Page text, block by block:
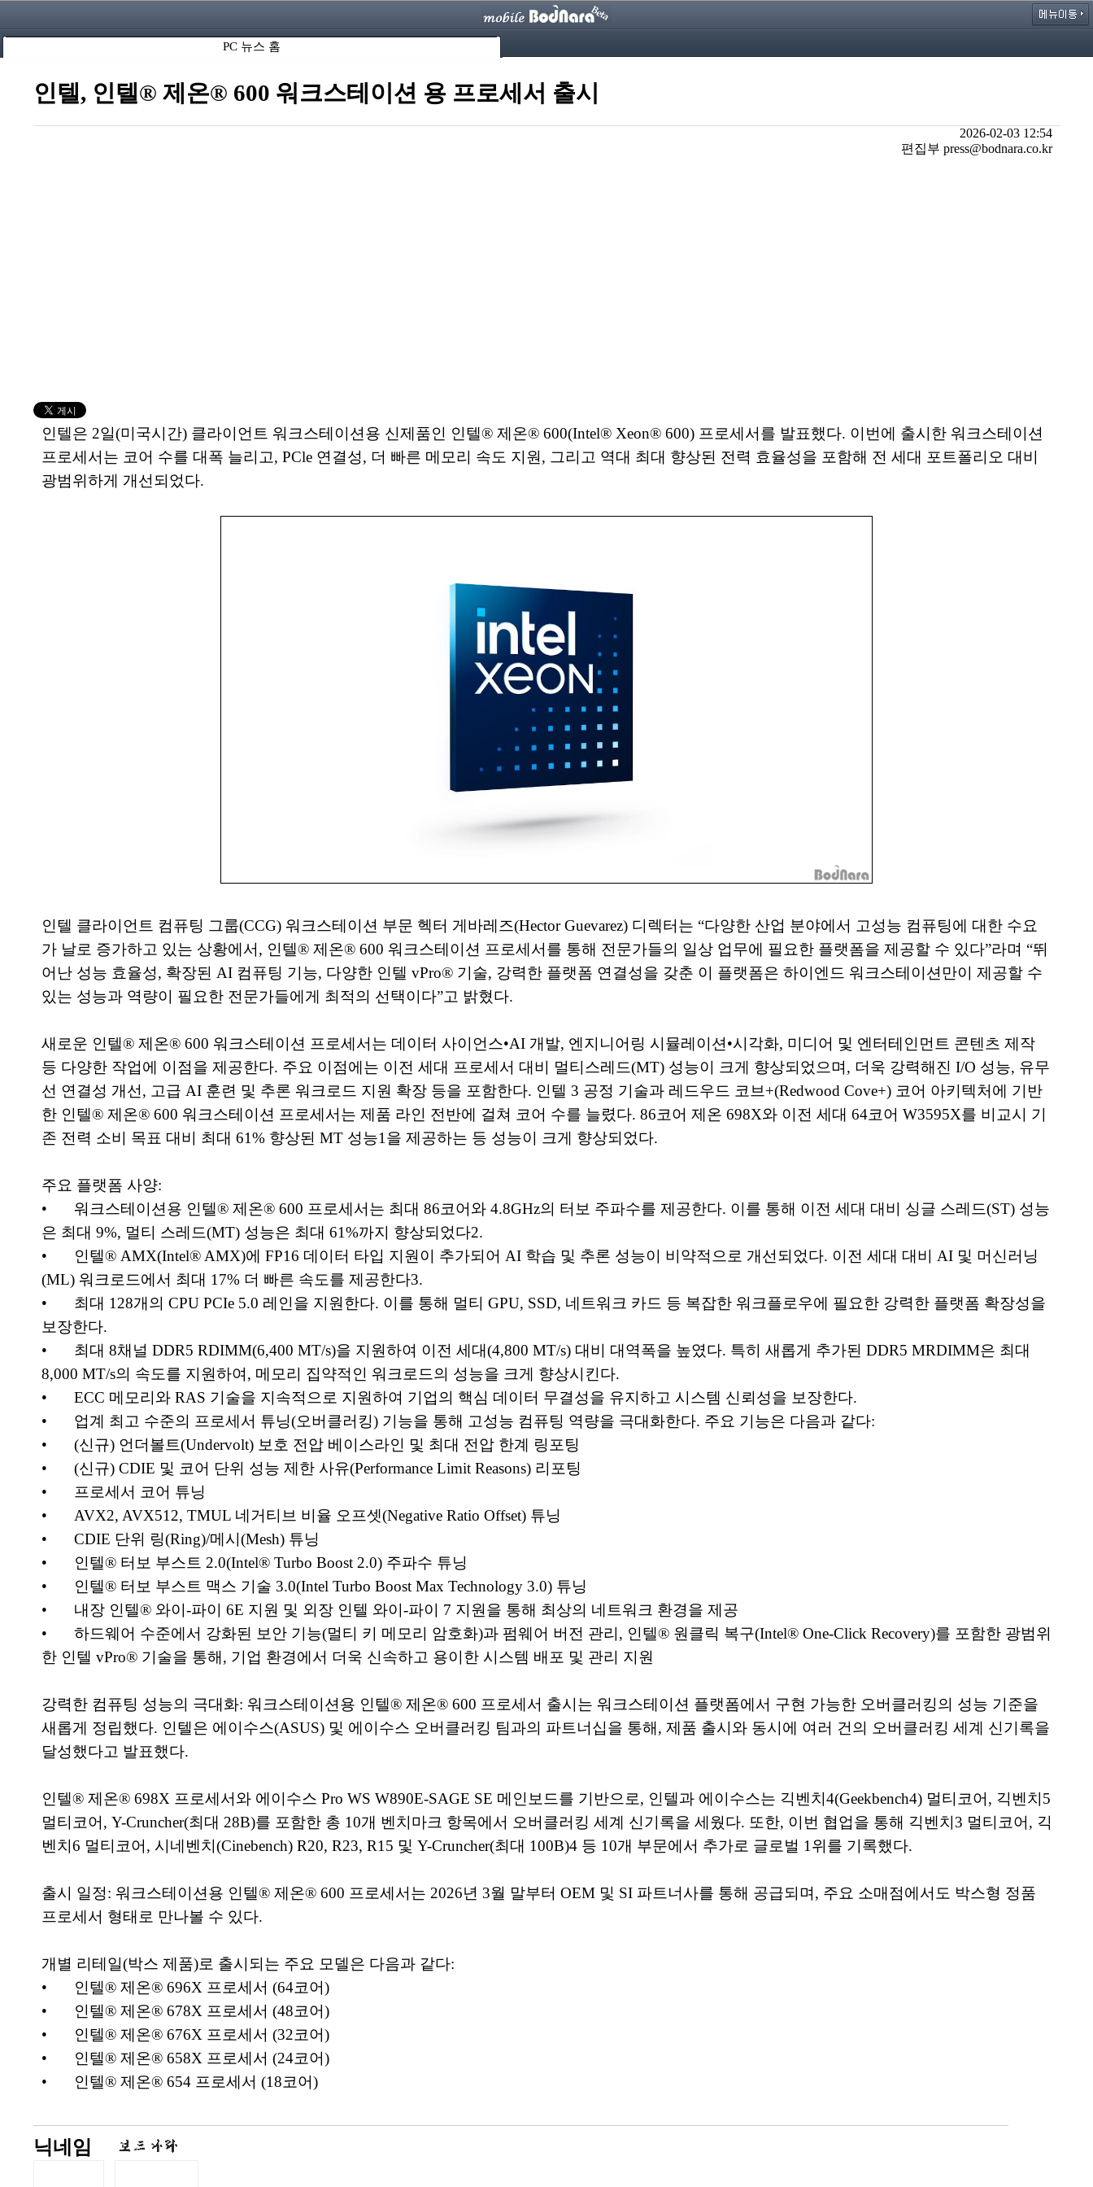
PC 뉴스 홈
인텔, 인텔® 제온® 600 워크스테이션 용 프로세서 출시
2026-02-03 12:54
편집부 press@bodnara.co.kr
인텔은 2일(미국시간) 클라이언트 워크스테이션용 신제품인 인텔® 제온® 600(Intel® Xeon® 600) 프로세서를 발표했다. 이번에 출시한 워크스테이션
프로세서는 코어 수를 대폭 늘리고, PCle 연결성, 더 빠른 메모리 속도 지원, 그리고 역대 최대 향상된 전력 효율성을 포함해 전 세대 포트폴리오 대비
광범위하게 개선되었다.
인텔 클라이언트 컴퓨팅 그룹(CCG) 워크스테이션 부문 헥터 게바레즈(Hector Guevarez) 디렉터는 “다양한 산업 분야에서 고성능 컴퓨팅에 대한 수요
가 날로 증가하고 있는 상황에서, 인텔® 제온® 600 워크스테이션 프로세서를 통해 전문가들의 일상 업무에 필요한 플랫폼을 제공할 수 있다”라며 “뛰
어난 성능 효율성, 확장된 AI 컴퓨팅 기능, 다양한 인텔 vPro® 기술, 강력한 플랫폼 연결성을 갖춘 이 플랫폼은 하이엔드 워크스테이션만이 제공할 수
있는 성능과 역량이 필요한 전문가들에게 최적의 선택이다”고 밝혔다.
새로운 인텔® 제온® 600 워크스테이션 프로세서는 데이터 사이언스•AI 개발, 엔지니어링 시뮬레이션•시각화, 미디어 및 엔터테인먼트 콘텐츠 제작
등 다양한 작업에 이점을 제공한다. 주요 이점에는 이전 세대 프로세서 대비 멀티스레드(MT) 성능이 크게 향상되었으며, 더욱 강력해진 I/O 성능, 유무
선 연결성 개선, 고급 AI 훈련 및 추론 워크로드 지원 확장 등을 포함한다. 인텔 3 공정 기술과 레드우드 코브+(Redwood Cove+) 코어 아키텍처에 기반
한 인텔® 제온® 600 워크스테이션 프로세서는 제품 라인 전반에 걸쳐 코어 수를 늘렸다. 86코어 제온 698X와 이전 세대 64코어 W3595X를 비교시 기
존 전력 소비 목표 대비 최대 61% 향상된 MT 성능1을 제공하는 등 성능이 크게 향상되었다.
주요 플랫폼 사양:
•
워크스테이션용 인텔® 제온® 600 프로세서는 최대 86코어와 4.8GHz의 터보 주파수를 제공한다. 이를 통해 이전 세대 대비 싱글 스레드(ST) 성능
은 최대 9%, 멀티 스레드(MT) 성능은 최대 61%까지 향상되었다2.
•
인텔® AMX(Intel® AMX)에 FP16 데이터 타입 지원이 추가되어 AI 학습 및 추론 성능이 비약적으로 개선되었다. 이전 세대 대비 AI 및 머신러닝
(ML) 워크로드에서 최대 17% 더 빠른 속도를 제공한다3.
•
최대 128개의 CPU PCIe 5.0 레인을 지원한다. 이를 통해 멀티 GPU, SSD, 네트워크 카드 등 복잡한 워크플로우에 필요한 강력한 플랫폼 확장성을
보장한다.
•
최대 8채널 DDR5 RDIMM(6,400 MT/s)을 지원하여 이전 세대(4,800 MT/s) 대비 대역폭을 높였다. 특히 새롭게 추가된 DDR5 MRDIMM은 최대
8,000 MT/s의 속도를 지원하여, 메모리 집약적인 워크로드의 성능을 크게 향상시킨다.
•
ECC 메모리와 RAS 기술을 지속적으로 지원하여 기업의 핵심 데이터 무결성을 유지하고 시스템 신뢰성을 보장한다.
•
업계 최고 수준의 프로세서 튜닝(오버클러킹) 기능을 통해 고성능 컴퓨팅 역량을 극대화한다. 주요 기능은 다음과 같다:
•
(신규) 언더볼트(Undervolt) 보호 전압 베이스라인 및 최대 전압 한계 링포팅
•
(신규) CDIE 및 코어 단위 성능 제한 사유(Performance Limit Reasons) 리포팅
•
프로세서 코어 튜닝
•
AVX2, AVX512, TMUL 네거티브 비율 오프셋(Negative Ratio Offset) 튜닝
•
CDIE 단위 링(Ring)/메시(Mesh) 튜닝
•
인텔® 터보 부스트 2.0(Intel® Turbo Boost 2.0) 주파수 튜닝
•
인텔® 터보 부스트 맥스 기술 3.0(Intel Turbo Boost Max Technology 3.0) 튜닝
•
내장 인텔® 와이-파이 6E 지원 및 외장 인텔 와이-파이 7 지원을 통해 최상의 네트워크 환경을 제공
•
하드웨어 수준에서 강화된 보안 기능(멀티 키 메모리 암호화)과 펌웨어 버전 관리, 인텔® 원클릭 복구(Intel® One-Click Recovery)를 포함한 광범위
한 인텔 vPro® 기술을 통해, 기업 환경에서 더욱 신속하고 용이한 시스템 배포 및 관리 지원
강력한 컴퓨팅 성능의 극대화: 워크스테이션용 인텔® 제온® 600 프로세서 출시는 워크스테이션 플랫폼에서 구현 가능한 오버클러킹의 성능 기준을
새롭게 정립했다. 인텔은 에이수스(ASUS) 및 에이수스 오버클러킹 팀과의 파트너십을 통해, 제품 출시와 동시에 여러 건의 오버클러킹 세계 신기록을
달성했다고 발표했다.
인텔® 제온® 698X 프로세서와 에이수스 Pro WS W890E-SAGE SE 메인보드를 기반으로, 인텔과 에이수스는 긱벤치4(Geekbench4) 멀티코어, 긱벤치5
멀티코어, Y-Cruncher(최대 28B)를 포함한 총 10개 벤치마크 항목에서 오버클러킹 세계 신기록을 세웠다. 또한, 이번 협업을 통해 긱벤치3 멀티코어, 긱
벤치6 멀티코어, 시네벤치(Cinebench) R20, R23, R15 및 Y-Cruncher(최대 100B)4 등 10개 부문에서 추가로 글로벌 1위를 기록했다.
출시 일정: 워크스테이션용 인텔® 제온® 600 프로세서는 2026년 3월 말부터 OEM 및 SI 파트너사를 통해 공급되며, 주요 소매점에서도 박스형 정품
프로세서 형태로 만나볼 수 있다.
개별 리테일(박스 제품)로 출시되는 주요 모델은 다음과 같다:
•
인텔® 제온® 696X 프로세서 (64코어)
•
인텔® 제온® 678X 프로세서 (48코어)
•
인텔® 제온® 676X 프로세서 (32코어)
•
인텔® 제온® 658X 프로세서 (24코어)
•
인텔® 제온® 654 프로세서 (18코어)
닉네임